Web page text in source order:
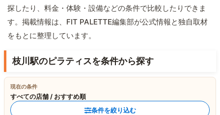
探したり、料金・体験・設備などの条件で比較したりできま
す。掲載情報は、FIT PALETTE編集部が公式情報と独自取材
をもとに整理しています。
枝川駅のピラティスを条件から探す
現在の条件
すべての店舗 / おすすめ順
条件を絞り込む